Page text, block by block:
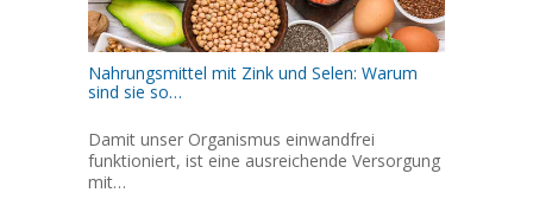
Nahrungsmittel mit Zink und Selen: Warum
sind sie so…
Damit unser Organismus einwandfrei
funktioniert, ist eine ausreichende Versorgung
mit…